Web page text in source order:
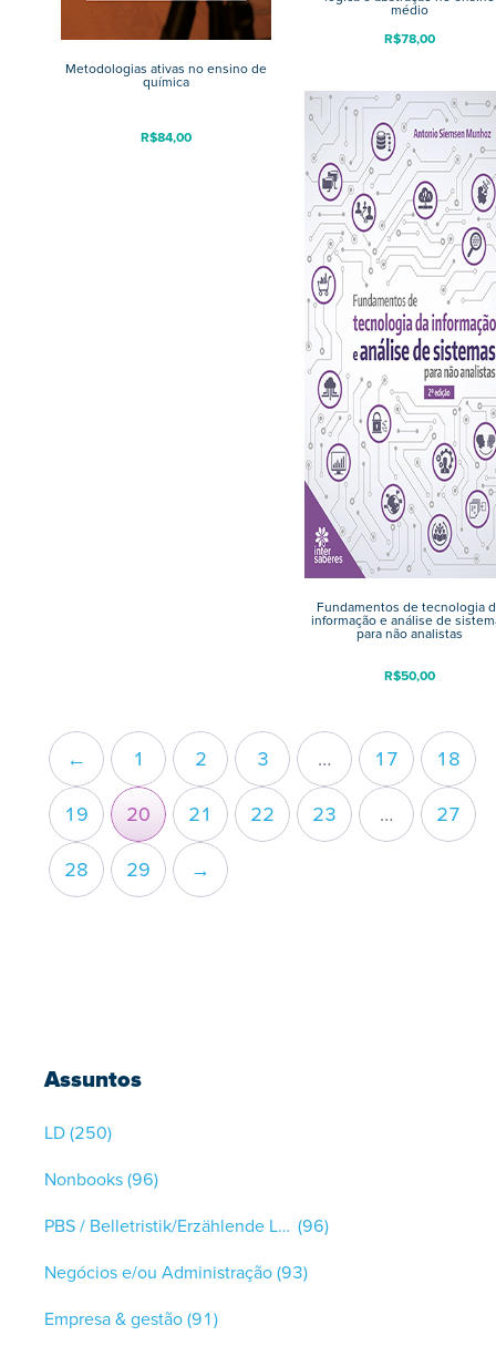
Assuntos
LD(250)
Nonbooks(96)
PBS / Belletristik/Erzählende Literatur (96)
Negócios e/ou Administração(93)
Empresa & gestão(91)
médio
R$78,00
Metodologias ativas no ensino de
química
R$84,00
Fundamentos de tecnologia
informação e análise de
para não analistas
R$50,00
← 1 2 3 … 17
18
19
20 21 22 23 …
27
28
29 →